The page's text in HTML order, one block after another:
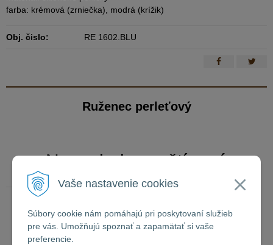
Vaše nastavenie cookies
Súbory cookie nám pomáhajú pri poskytovaní služieb
pre vás. Umožňujú spoznať a zapamätať si vaše
preferencie.
farba: krémová (zrniečka), modrá (krížik)
Obj. čislo: RE 1602.BLU
Ruženec perleťový
Naposledy navštívené
Ruženec perleťový